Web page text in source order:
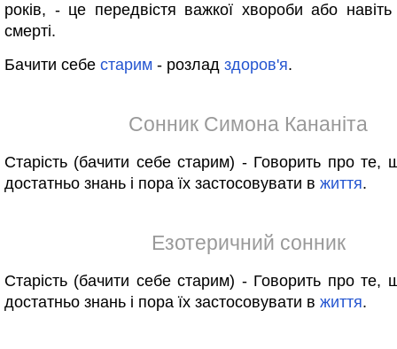
років, - це передвістя важкої хвороби або навіть
смерті.
Бачити себе старим - розлад здоров'я.
Сонник Симона Кананіта
Старість (бачити себе старим) - Говорить про
достатньо знань і пора їх застосовувати в життя.
Езотеричний сонник
Старість (бачити себе старим) - Говорить про
достатньо знань і пора їх застосовувати в життя.